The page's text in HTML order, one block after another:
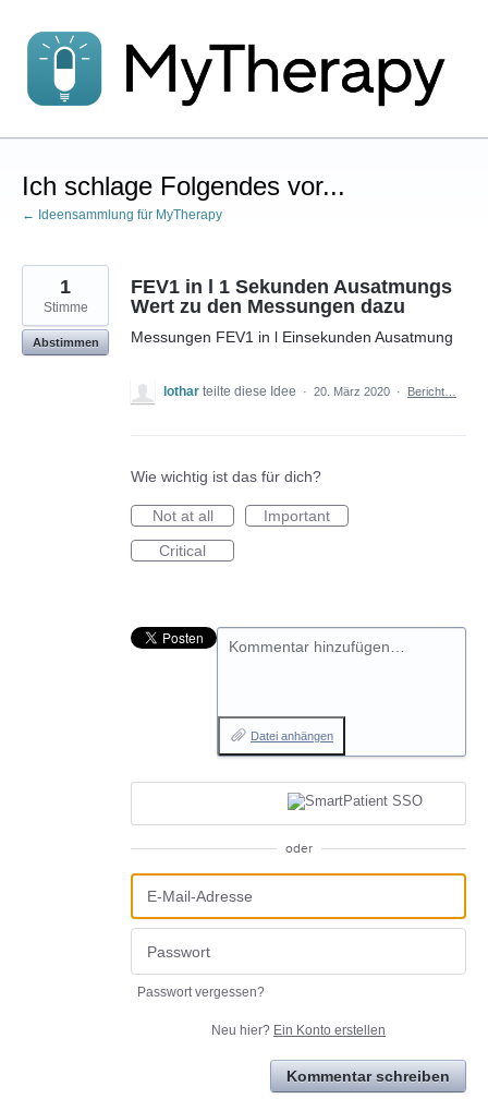
Inhalt
springen
Ich schlage Folgendes vor...
← Ideensammlung für MyTherapy
FEV1 in l 1 Sekunden Ausatmungs
Wert zu den Messungen dazu
Messungen FEV1 in l Einsekunden Ausatmung
1
Stimme
Abstimmen
lothar teilte diese Idee · 20. März 2020 · Bericht…
Wie wichtig ist das für dich?
Not at all
Important
Critical
Kommentar hinzufügen…
Datei anhängen
oder
Passwort vergessen?
Neu hier? Ein Konto erstellen
Kommentar schreiben